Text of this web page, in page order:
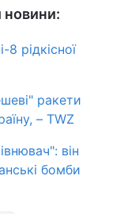
новини:
8 рідкісної
ракети
– TWZ
він
бомби